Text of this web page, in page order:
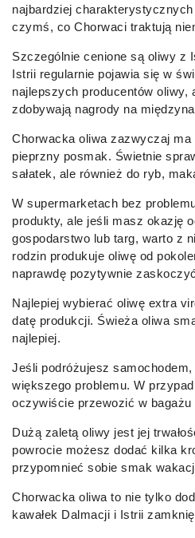
najbardziej
czymś, co Chorwaci traktują
Szczególnie cenione są oliwy z
Istrii regularnie pojawia się w
najlepszych producentów oliwy,
zdobywają nagrody na
Chorwacka oliwa zazwyczaj
pieprzny posmak. Świetnie
sałatek, ale również do ryb,
W supermarketach bez
produkty, ale jeśli masz okazję
gospodarstwo lub targ, warto z
rodzin produkuje oliwę od
naprawdę pozytywnie
Najlepiej wybierać oliwę extra
datę produkcji. Świeża oliwa
najlepiej.
Jeśli podróżujesz
większego problemu. W
oczywiście przewozić w bagażu
Dużą zaletą oliwy jest jej
powrocie możesz dodać kilka
przypomnieć sobie smak
Chorwacka oliwa to nie tylko
kawałek Dalmacji i Istrii